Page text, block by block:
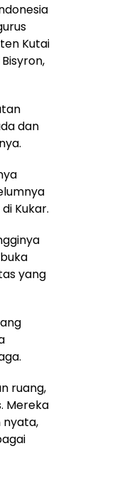
Kutai
dan
Kukar.
yang
ruang,
Mereka
nyata,